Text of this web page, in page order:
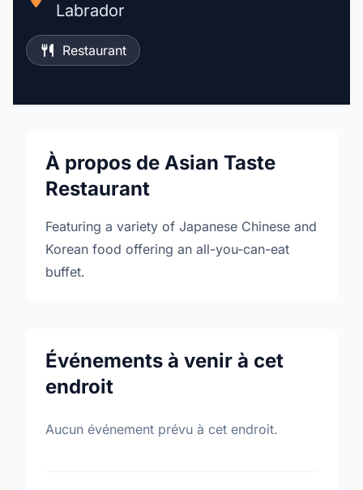
Labrador
Restaurant
À propos de Asian Taste
Restaurant
Featuring a variety of Japanese Chinese and
Korean food offering an all-you-can-eat
buffet.
Événements à venir à cet
endroit
Aucun événement prévu à cet endroit.